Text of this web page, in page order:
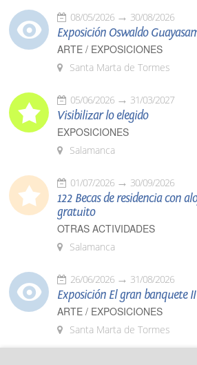
08/05/2026 30/08/2026
Exposición Oswaldo
ARTE / EXPOSICIONES
Santa Marta de Tormes
05/06/2026 31/03/2027
Visibilizar lo elegido
EXPOSICIONES
Salamanca
01/07/2026 30/09/2026
122 Becas de residencia con
gratuito
OTRAS ACTIVIDADES
Salamanca
26/06/2026 31/08/2026
Exposición El gran banquete II
ARTE / EXPOSICIONES
Santa Marta de Tormes